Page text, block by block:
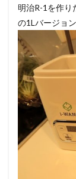
明治R-1を作り
の1Lバージョ